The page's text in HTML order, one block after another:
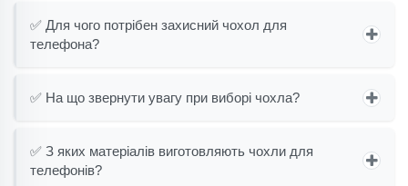
✅ Для чого потрібен захисний чохол для
телефона?
✅ На що звернути увагу при виборі чохла?
✅ З яких матеріалів виготовляють чохли для
телефонів?